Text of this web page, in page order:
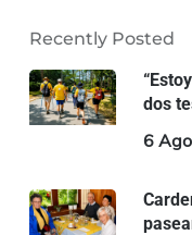
Recently Posted
dos
6